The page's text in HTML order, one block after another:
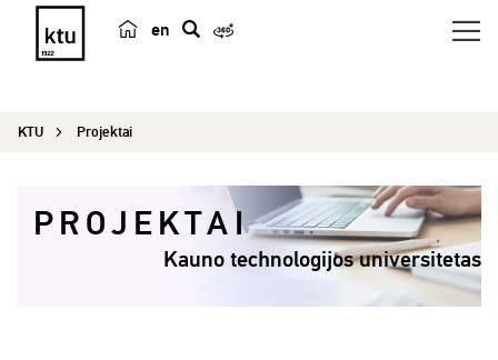
en
a
KTU Projektai
PROJEKTAI
Kauno technologijos universitetas